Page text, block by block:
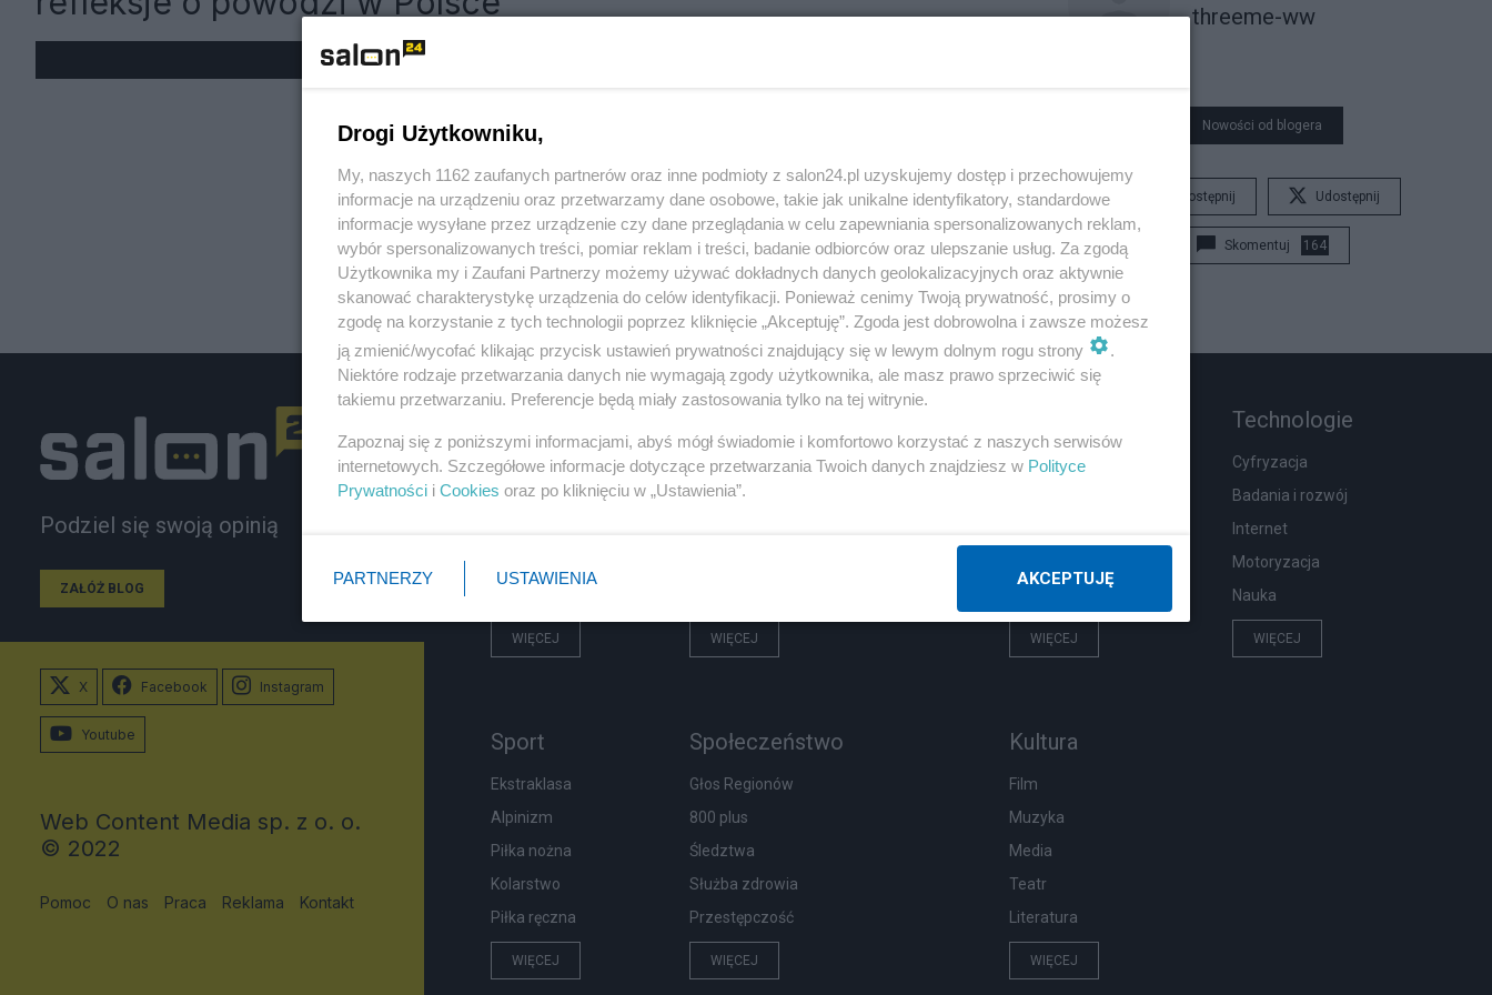
threeme-ww
Nowości od blogera
Udostępnij Udostępnij
Skomentuj 164
Podziel się swoją opinią
ZAŁÓŻ BLOG
Rosja
PiS
WIĘCEJ
Biznes
Pieniądze
WIĘCEJ
Zdrowie
WIĘCEJ
Technologie
Cyfryzacja
Badania i rozwój
Internet
Motoryzacja
Nauka
WIĘCEJ
Sport
Ekstraklasa
Alpinizm
Piłka nożna
Kolarstwo
Piłka ręczna
WIĘCEJ
Społeczeństwo
Głos Regionów
800 plus
Śledztwa
Służba zdrowia
Przestępczość
WIĘCEJ
Kultura
Film
Muzyka
Media
Teatr
Literatura
WIĘCEJ
X Facebook Instagram
Youtube
Web Content Media sp. z o. o.
© 2022
Pomoc O nas Praca Reklama Kontakt
Drogi Użytkowniku,
My, naszych 1162 zaufanych partnerów oraz inne podmioty z salon24.pl uzyskujemy dostęp i przechowujemy
informacje na urządzeniu oraz przetwarzamy dane osobowe, takie jak unikalne identyfikatory, standardowe
informacje wysyłane przez urządzenie czy dane przeglądania w celu zapewniania spersonalizowanych reklam,
wybór spersonalizowanych treści, pomiar reklam i treści, badanie odbiorców oraz ulepszanie usług. Za zgodą
Użytkownika my i Zaufani Partnerzy możemy używać dokładnych danych geolokalizacyjnych oraz aktywnie
skanować charakterystykę urządzenia do celów identyfikacji. Ponieważ cenimy Twoją prywatność, prosimy o
zgodę na korzystanie z tych technologii poprzez kliknięcie „Akceptuję”. Zgoda jest dobrowolna i zawsze możesz
ją zmienić/wycofać klikając przycisk ustawień prywatności znajdujący się w lewym dolnym rogu strony
.
Niektóre rodzaje przetwarzania danych nie wymagają zgody użytkownika, ale masz prawo sprzeciwić się
takiemu przetwarzaniu. Preferencje będą miały zastosowania tylko na tej witrynie.
Zapoznaj się z poniższymi informacjami, abyś mógł świadomie i komfortowo korzystać z naszych serwisów
internetowych. Szczegółowe informacje dotyczące przetwarzania Twoich danych znajdziesz w Polityce
Prywatności i Cookies oraz po kliknięciu w „Ustawienia”.
PARTNERZY USTAWIENIA AKCEPTUJĘ